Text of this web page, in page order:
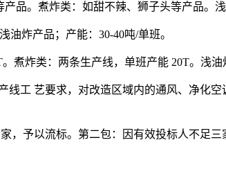
品。煮炸类：如甜不辣、狮子头等产品。
炸产品；产能：30-40吨/单班。
。煮炸类：两条生产线，单班产能 20T。浅油
线工 艺要求，对改造区域内的通风、净化
，予以流标。 第二包：因有效投标人不足三